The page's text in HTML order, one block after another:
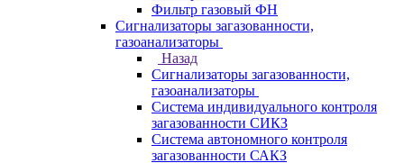
Фильтр газовый ФН
Сигнализаторы загазованности,
газоанализаторы
Назад
Сигнализаторы загазованности,
газоанализаторы
Система индивидуального контроля
загазованности СИКЗ
Система автономного контроля
загазованности САКЗ